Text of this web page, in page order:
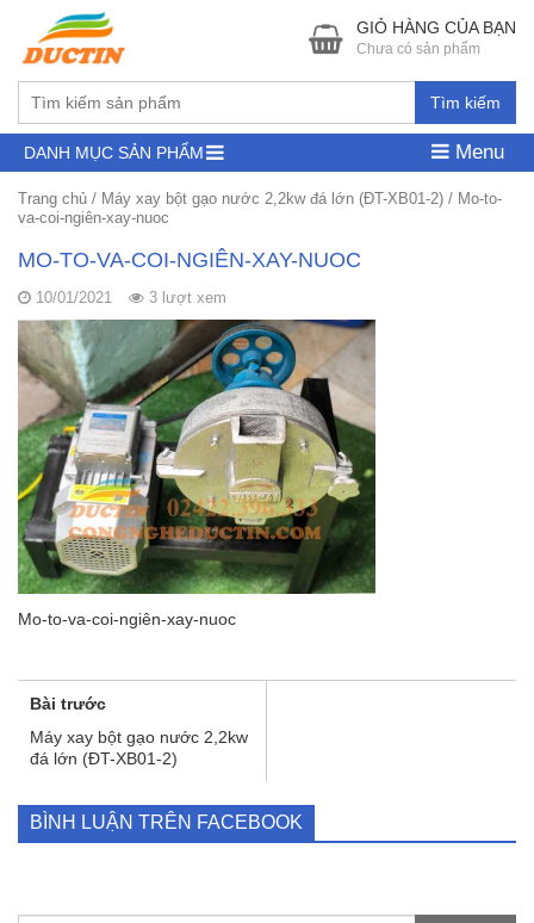
Tìm kiếm
GIỎ HÀNG CỦA BẠN
Chưa có sản phẩm
DANH MỤC SẢN PHẨM Menu
Trang chủ / Máy xay bột gạo nước 2,2kw đá lớn (ĐT-XB01-2) / Mo-to-
va-coi-ngiên-xay-nuoc
MO-TO-VA-COI-NGIÊN-XAY-NUOC
10/01/2021 3 lượt xem
Mo-to-va-coi-ngiên-xay-nuoc
Bài trước
Máy xay bột gạo nước 2,2kw
đá lớn (ĐT-XB01-2)
BÌNH LUẬN TRÊN FACEBOOK